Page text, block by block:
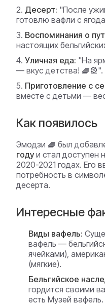
Десерт: "После
готовлю вафли с
Воспоминания о
настоящих
Уличная еда: "На
— вкус детства! 🧇🎡".
Приготовление с
вместе с детьми —
Как появилось
Эмодзи 🧇 был
году и стал доступен
2020-2021 годах. Его
потребность в
десерта.
Интересные
Виды вафель:
вафель —
ячейками),
(мягкие).
Бельгийское
гордится своими
есть Музей вафель.